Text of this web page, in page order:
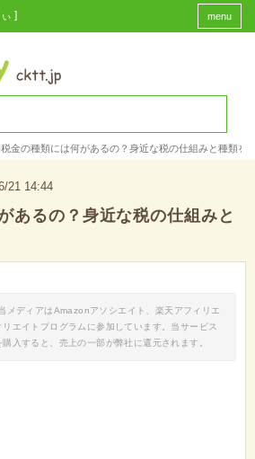
] menu
税金の種類には何があるの？身近な税の仕組みと種類を
21 14:44
あるの？身近な税の仕組みと
メディアはAmazonアソシエイト、楽天アフィリエ
エイトプログラムに参加しています。当サービス
入すると、売上の一部が弊社に還元されます。